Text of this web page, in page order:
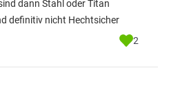
dann Stahl oder Titan
definitiv nicht Hechtsicher
2